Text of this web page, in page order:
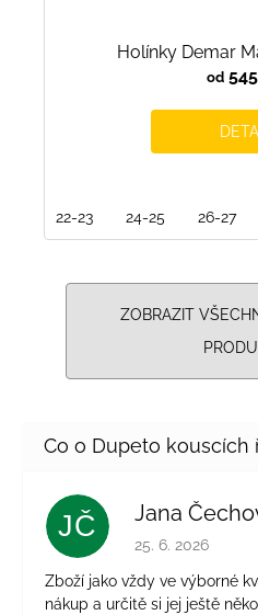
Holínky Demar
od
22-23 24-25 26-27
ZOBRAZIT
JČ Jana
Hodnocení
25. 6. 2026
Zboží jako vždy ve výborné
nákup a určitě si jej ještě